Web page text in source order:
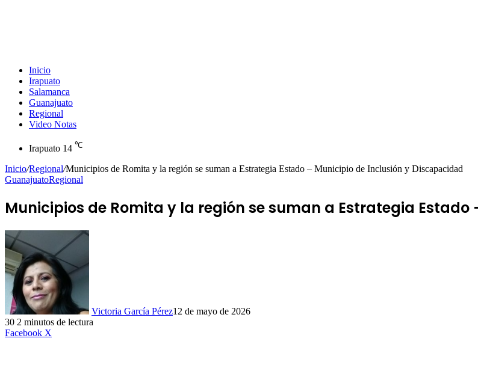
Inicio
Irapuato
Salamanca
Guanajuato
Regional
Video Notas
Irapuato 14 ℃
Inicio/Regional/Municipios de Romita y la región se suman a Estrategia Estado – Municipio de Inclusión y Discapacidad
GuanajuatoRegional
Municipios de Romita y la región se suman a Estrategia
Victoria García Pérez12 de mayo de 2026
30 2 minutos de lectura
Facebook X